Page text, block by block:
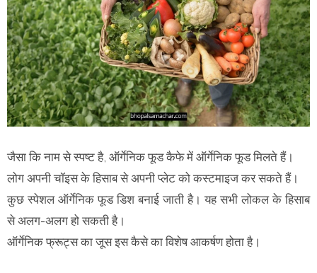
जैसा कि नाम से स्पष्ट है, ऑर्गेनिक फूड कैफे में ऑर्गेनिक फूड मिलते हैं।
लोग अपनी चॉइस के हिसाब से अपनी प्लेट को कस्टमाइज कर सकते हैं।
कुछ स्पेशल ऑर्गेनिक फूड डिश बनाई जाती है। यह सभी लोकल के हिसाब
से अलग-अलग हो सकती है।
ऑर्गेनिक फ्रूट्स का जूस इस कैसे का विशेष आकर्षण होता है।